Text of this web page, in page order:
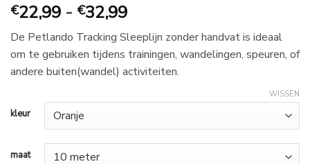
€22,99 - €32,99Prijsklasse:
€
22,99
tot
€
De Petlando Tracking Sleeplijn zonder handvat is ideaal
om te gebruiken tijdens trainingen, wandelingen, speuren, of
andere buiten(wandel) activiteiten.
kleur
maat
WISSEN